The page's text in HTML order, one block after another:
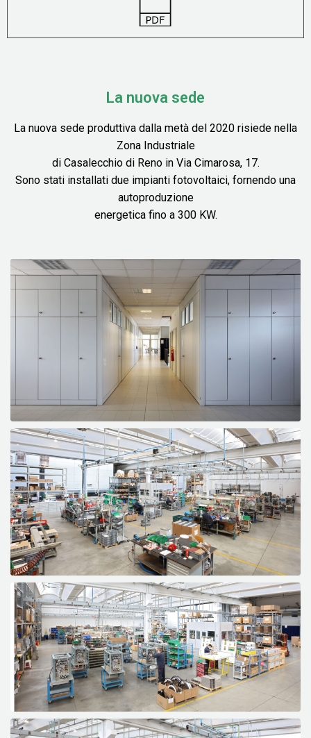
La nuova sede
La nuova sede produttiva dalla metà del 2020 risiede nella
Zona Industriale
di Casalecchio di Reno in Via Cimarosa, 17.
Sono stati installati due impianti fotovoltaici, fornendo una
autoproduzione
energetica fino a 300 KW.